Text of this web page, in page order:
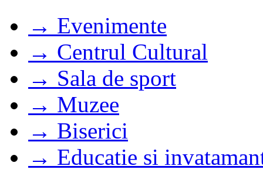
→ Evenimente
→ Centrul Cultural
→ Sala de sport
→ Muzee
→ Biserici
→ Educatie si